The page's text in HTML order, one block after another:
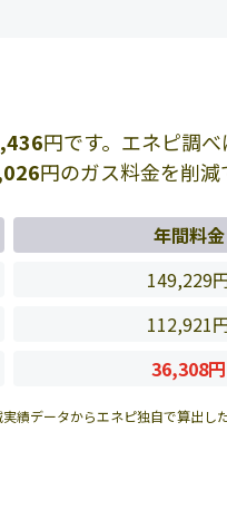
円です。エネピ調
円のガス料金を削
年間料金
149,229
112,921
36,308円
データからエネピ独自で算出した